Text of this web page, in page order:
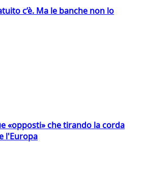
c’è. Ma le banche non lo
«opposti» che tirando la corda
l'Europa